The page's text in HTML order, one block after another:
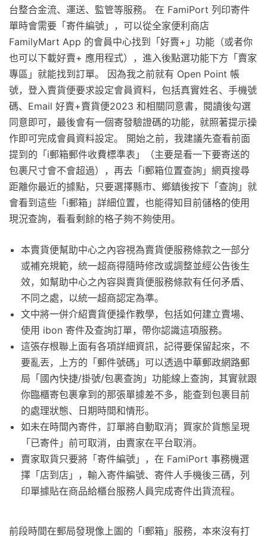
台整合金流、運送、監管等服務。 在 FamiPort 列印寄件
單時會需要「寄件編號」，可以從全家便利商店
FamilyMart App 的會員中心找到「好賣+」功能（或者你
也可以下載好賣+ 應用程式），進入後點選功能下方「賣家
專區」就能找到訂單。 因為我之前就有 Open Point 帳
號，登入賣貨便要求設定會員資料，包括真實姓名、手機號
碼、Email 好賣+賣貨便2023 和相關同意書，閱讀後勾選
同意即可，最後會有一個寄發驗證碼的功能，就照著提示操
作即可完成會員資料設定。 開始之前，我建議先查看前面
提到的「i郵箱郵件收費標準表」（主要是看一下要寄送的
包裹尺寸會不會超過），再去「i郵箱位置查詢」網頁搜尋
距離你最近的據點，只要選擇縣市、鄉鎮後按下「查詢」就
會看到這些「i郵箱」詳細位置，也能得知目前儲格的使用
現況查詢，看看剩餘的格子夠不夠使用。
本賣貨便幫助中心之內容視為賣貨便服務條款之一部分
或補充規範，統一超商得隨時修改或調整並經公告後生
效，如幫助中心之內容與賣貨便服務條款有任何矛盾、
不同之處，以統一超商認定為準。
文中將一併介紹賣貨便操作教學，包括如何建立賣場、
使用 ibon 寄件及查詢訂單，帶你認識這項服務。
這張存根聯上面有各項詳細資訊，記得要保留起來，不
要亂丟，上方的「郵件號碼」可以透過中華郵政網路郵
局「國內快捷/掛號/包裹查詢」功能線上查詢，其實就跟
你臨櫃寄包裹拿到的那張單據差不多，能查到包裹目前
的處理狀態、日期時間和情形。
如未在時間內寄件，訂單將自動取消；買家於貨態呈現
「已寄件」前可取消，由賣家在平台取消。
賣家取貨只要將「寄件編號」，在 FamiPort 事務機選
擇「店到店」，輸入寄件編號、寄件人手機後三碼，列
印單據貼在商品給櫃台服務人員完成寄件出貨流程。
前段時間在郵局發現像上圖的「i郵箱」服務，本來沒有打